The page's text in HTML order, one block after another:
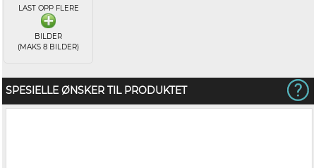
LAST OPP FLERE
BILDER
(MAKS 8 BILDER)
SPESIELLE ØNSKER TIL PRODUKTET